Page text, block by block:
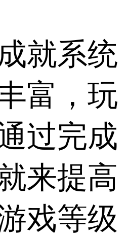
就系统
富，玩
过完成
来提高
戏等级